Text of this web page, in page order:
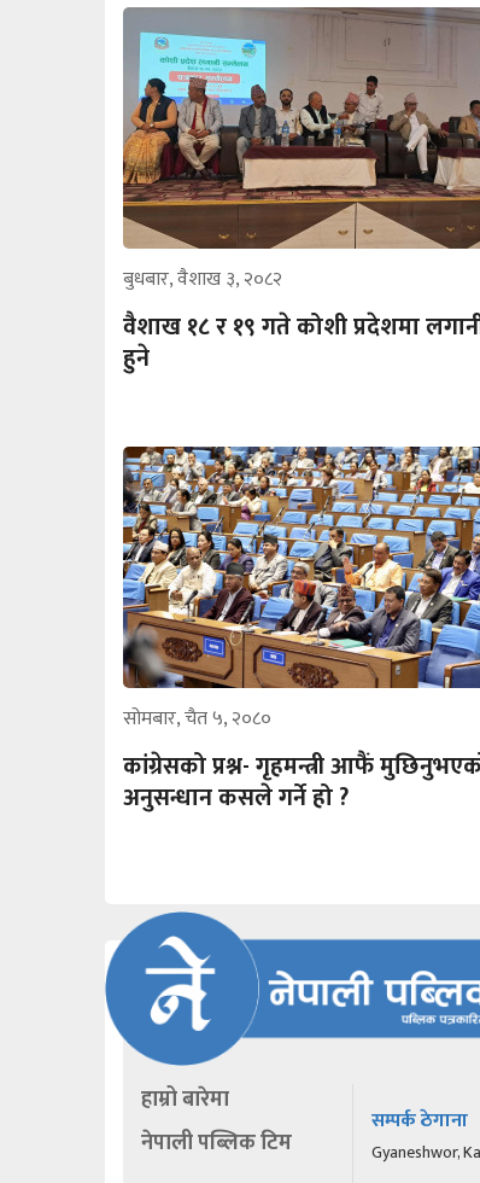
बुधबार, वैशाख ३, २०८२
वैशाख १८ र १९ गते कोशी प्रदेशमा
हुने
सोमबार, चैत ५, २०८०
कांग्रेसको प्रश्न- गृहमन्त्री आफैं
अनुसन्धान कसले गर्ने हो ?
हाम्रो बारेमा
नेपाली पब्लिक टिम
सम्पर्क ठेगाना
Gyaneshwor,